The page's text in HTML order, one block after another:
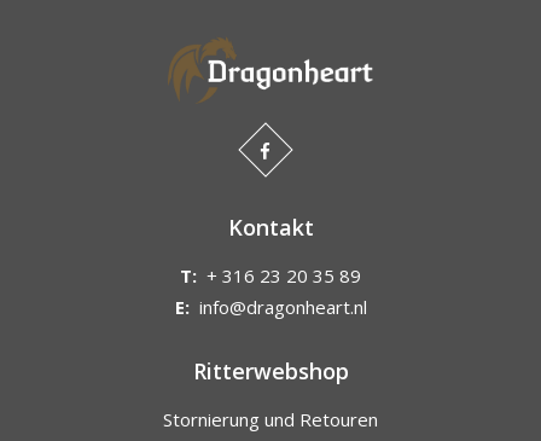
Kontakt
T: + 316 23 20 35 89
E: info@dragonheart.nl
Ritterwebshop
Stornierung und Retouren